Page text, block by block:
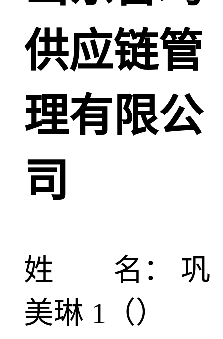
供应链管
理有限公
司
姓 名： 巩
美琳 1（）